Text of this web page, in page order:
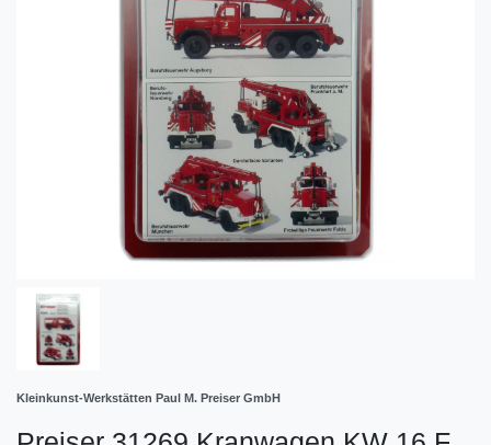
Kleinkunst-Werkstätten Paul M. Preiser GmbH